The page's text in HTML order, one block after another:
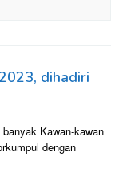
dihadiri
Kawan-kawan
dengan